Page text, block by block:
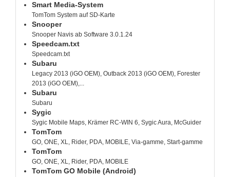
Smart Media-System
TomTom System auf SD-Karte
Snooper
Snooper Navis ab Software 3.0.1.24
Speedcam.txt
Speedcam.txt
Subaru
Legacy 2013 (iGO OEM), Outback 2013 (iGO OEM), Forester
2013 (iGO OEM),...
Subaru
Subaru
Sygic
Sygic Mobile Maps, Krämer RC-WIN 6, Sygic Aura, McGuider
TomTom
GO, ONE, XL, Rider, PDA, MOBILE, Via-gamme, Start-gamme
TomTom
GO, ONE, XL, Rider, PDA, MOBILE
TomTom GO Mobile (Android)